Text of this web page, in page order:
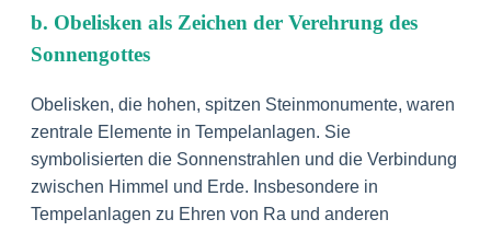
b. Obelisken als Zeichen der Verehrung des
Sonnengottes
Obelisken, die hohen, spitzen Steinmonumente, waren
zentrale Elemente in Tempelanlagen. Sie
symbolisierten die Sonnenstrahlen und die Verbindung
zwischen Himmel und Erde. Insbesondere in
Tempelanlagen zu Ehren von Ra und anderen